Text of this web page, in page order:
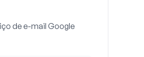
de e-mail Google